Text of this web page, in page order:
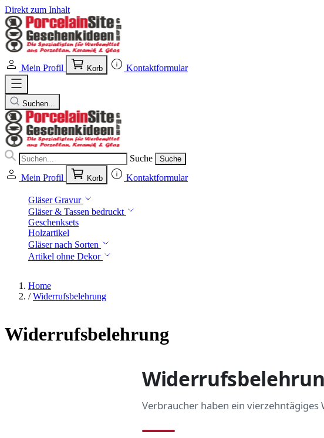
Direkt zum Inhalt
Mein Profil Korb Kontaktformular
Suchen...
Suche Suche
Mein Profil Korb Kontaktformular
Gläser Gravur
Gläser & Tassen bedruckt
Geschenksets
Holzartikel
Gläser nach Sorten
Artikel ohne Dekor
Home
/ Widerrufsbelehrung
Widerrufsbelehrung
Verbraucher haben ein